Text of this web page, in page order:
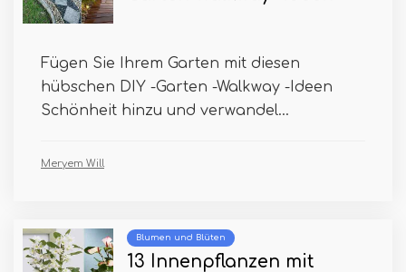
Fügen Sie Ihrem Garten mit diesen
hübschen DIY -Garten -Walkway -Ideen
Schönheit hinzu und verwandel...
Meryem Will
Blumen und Blüten
13 Innenpflanzen mit